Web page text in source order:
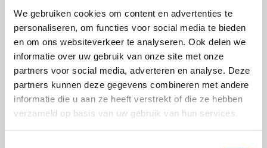
We gebruiken cookies om content en advertenties te
personaliseren, om functies voor social media te bieden
en om ons websiteverkeer te analyseren. Ook delen we
informatie over uw gebruik van onze site met onze
partners voor social media, adverteren en analyse. Deze
partners kunnen deze gegevens combineren met andere
informatie die u aan ze heeft verstrekt of die ze hebben
verzameld op basis van uw gebruik van hun services.
Meer over dit onderwerp
Lees
verder
over
Hoe
definieer